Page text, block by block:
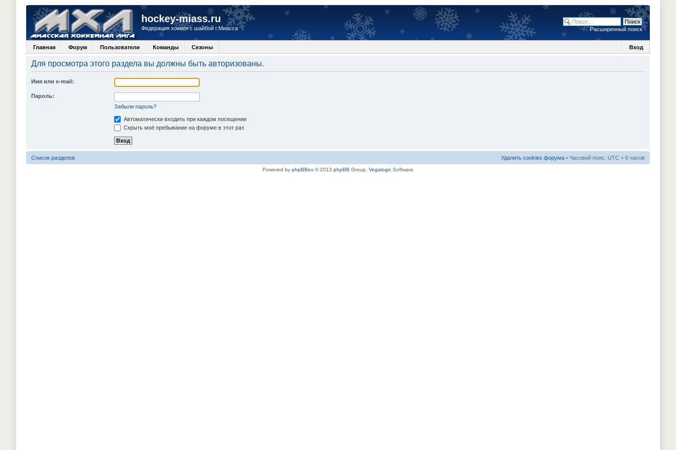
hockey-miass.ru
Федерация хоккея с шайбой г.Миасса Расширенный поиск
Главная Форум Пользователи Команды Сезоны Вход
Для просмотра этого раздела вы должны быть авторизованы.
Имя или e-mail:
Пароль:
Забыли пароль?
Автоматически входить при каждом посещении
Скрыть моё пребывание на форуме в этот раз
Список разделов Удалить cookies форума • Часовой пояс: UTC + 6 часов
Powered by phpBBex © 2013 phpBB Group, Vegalogic Software